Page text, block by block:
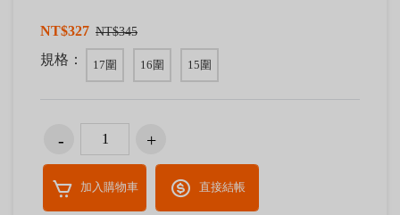
NT$327 NT$345
規格： 17圍 16圍 15圍
加入購物車 直接結帳